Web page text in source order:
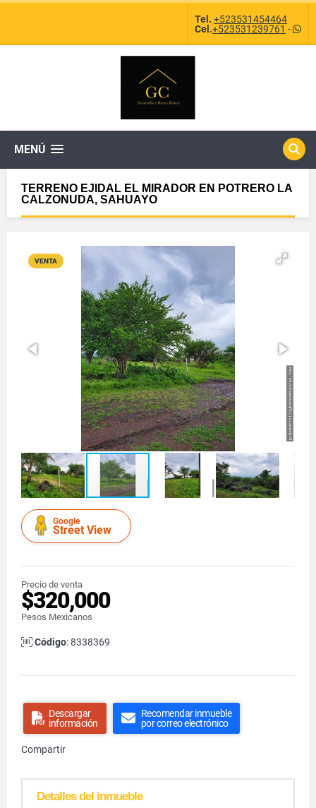
Tel. +523531454464
Cel.+523531239761 -
MENÚ
TERRENO EJIDAL EL MIRADOR EN POTRERO LA
CALZONUDA, SAHUAYO
VENTA
Google
Street View
Precio de venta
$320,000
Pesos Mexicanos
Código: 8338369
Descargar
información
Recomendar inmueble
por correo electrónico
Compartir
Detalles del inmueble